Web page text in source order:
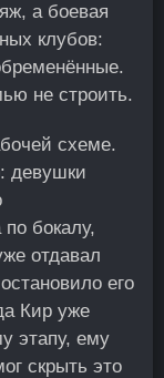
а боевая
клубов:
не строить.
схеме.
девушки
бокалу,
отдавал
его
Кир уже
этапу, ему
скрыть это